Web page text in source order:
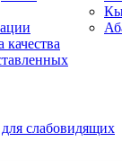
качества
слабовидящих